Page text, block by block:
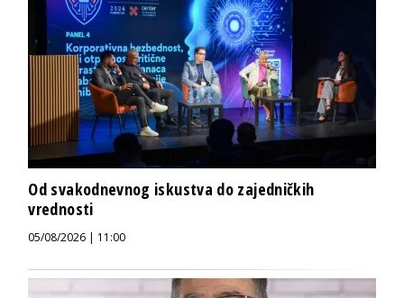
Od svakodnevnog iskustva do zajedničkih
vrednosti
05/08/2026 | 11:00